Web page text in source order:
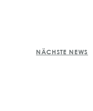
NÄCHSTE NEWS